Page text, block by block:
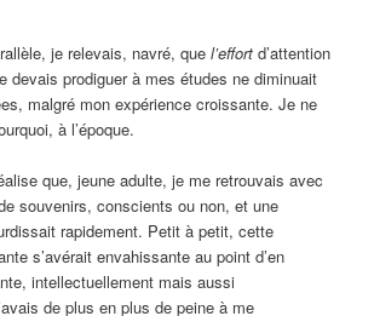
je relevais, navré, quel’effort d’attention
devais prodiguer à mes études ne diminuait
malgré mon expérience croissante. Je ne
à l’époque.
que, jeune adulte, je me retrouvais avec
souvenirs, conscients ou non, et une
rapidement. Petit à petit, cette
s’avérait envahissante au point d’en
intellectuellement mais aussi
de plus en plus de peine à me